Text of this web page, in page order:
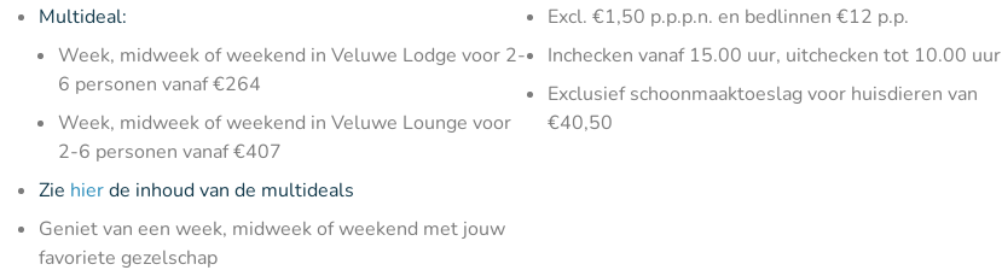
Multideal:
Week, midweek of weekend in Veluwe Lodge voor 2-
6 personen vanaf €264
Week, midweek of weekend in Veluwe Lounge voor
2-6 personen vanaf €407
Zie hierde inhoud van de multideals
Geniet van een week, midweek of weekend met jouw
favoriete gezelschap
Excl. €1,50 p.p.p.n. en bedlinnen €12 p.p.
Inchecken vanaf 15.00 uur, uitchecken tot 10.00 uur
Exclusief schoonmaaktoeslag voor huisdieren van
€40,50